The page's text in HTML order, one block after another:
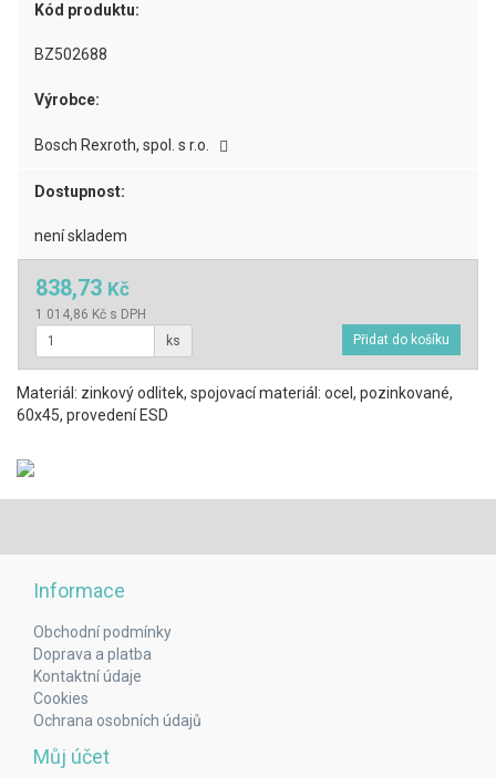
Kód produktu:
BZ502688
Výrobce:
Bosch Rexroth, spol. s r.o.
Dostupnost:
není skladem
838,73 Kč
1 014,86 Kč s DPH
ks
Materiál: zinkový odlitek, spojovací materiál: ocel, pozinkované,
60x45, provedení ESD
Informace
Obchodní podmínky
Doprava a platba
Kontaktní údaje
Cookies
Ochrana osobních údajů
Můj účet